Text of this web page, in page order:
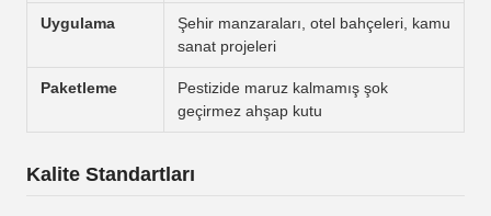
Uygulama
Şehir manzaraları, otel bahçeleri, kamu
sanat projeleri
Paketleme
Pestizide maruz kalmamış şok
geçirmez ahşap kutu
Kalite Standartları